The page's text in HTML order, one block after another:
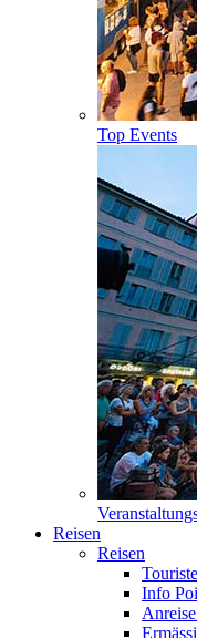
Top Events
Reisen
Reisen
Info